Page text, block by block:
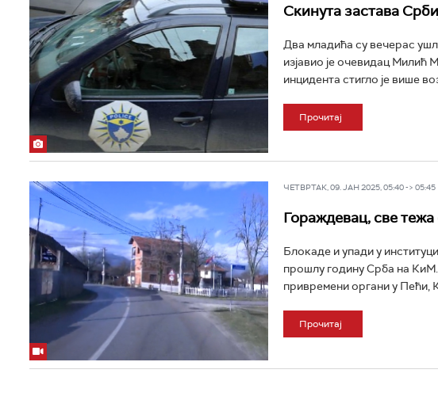
Скинута застава
Два младића су вечерас
изјавио је очевидац Милић
инцидента стигло је више
Прочитај
ЧЕТВРТАК, 09. ЈАН 2025, 05:40 -> 05:45
Гораждевац, све
Блокаде и упади у
прошлу годину Срба на КиМ.
привремени органи у Пећи,
Прочитај